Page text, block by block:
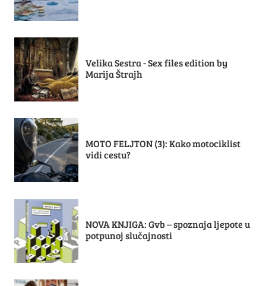
Velika Sestra - Sex files edition by
Marija Štrajh
MOTO FELJTON (3): Kako motociklist
vidi cestu?
NOVA KNJIGA: Gvb – spoznaja ljepote u
potpunoj slučajnosti